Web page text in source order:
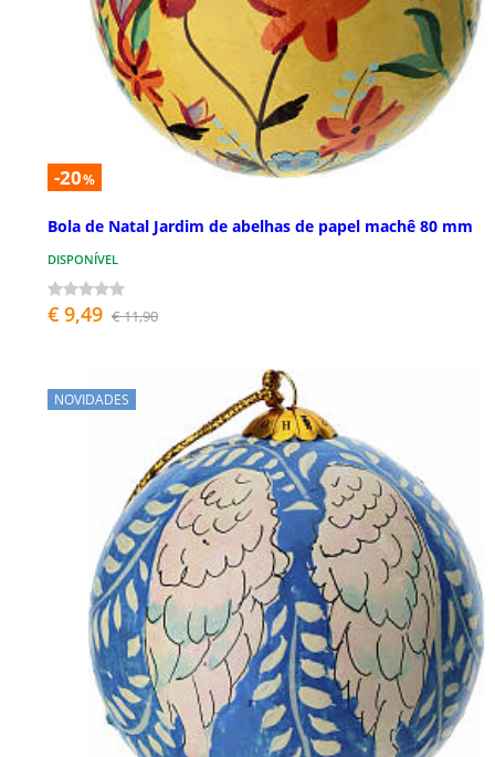
-20%
Bola de Natal Jardim de abelhas de papel machê 80 mm
DISPONÍVEL
€ 9,49 € 11,90
NOVIDADES